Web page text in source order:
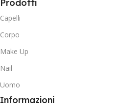
Prodotti
Capelli
Corpo
Make Up
Nail
Uomo
Informazioni